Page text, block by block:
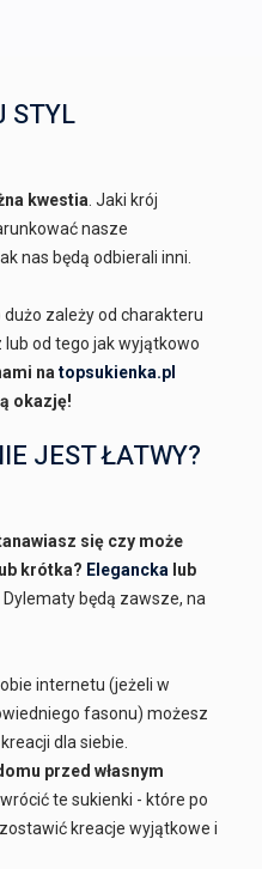
STYL
kwestia . Jaki krój
nasze
nas będą odbierali inni.
zależy od charakteru
od tego jak wyjątkowo
natopsukienka.pl
okazję!
JEST ŁATWY?
się czy może
lub krótka? Elegancka lub
Dylematy będą zawsze, na
internetu (jeżeli w
fasonu) możesz
dla siebie.
przed własnym
te sukienki - które po
kreacje wyjątkowe i